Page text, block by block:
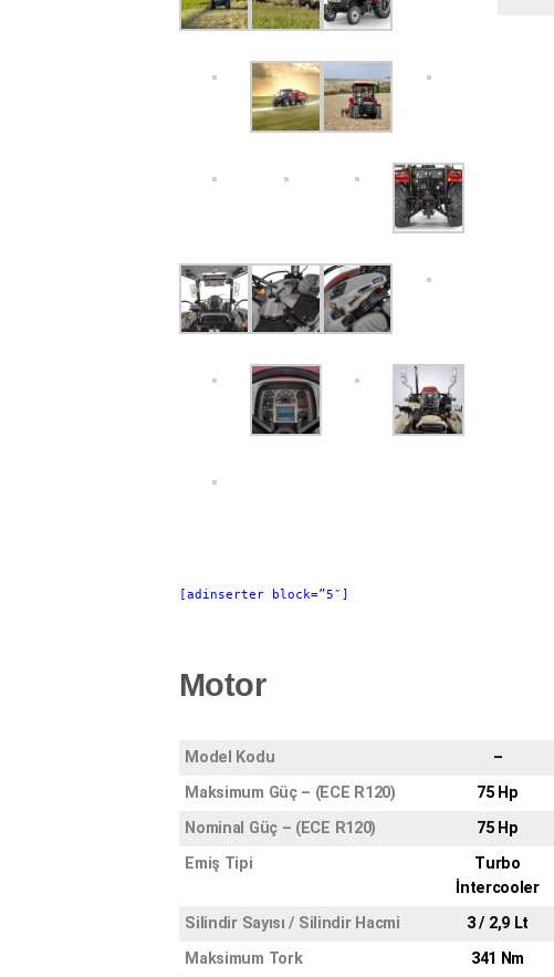
[adinserter block=”5″]
Motor
Model Kodu
–
Maksimum Güç – (ECE R120)
75 Hp
Nominal Güç – (ECE R120)
75 Hp
Emiş Tipi
Turbo
İntercooler
Silindir Sayısı / Silindir Hacmi
3 / 2,9 Lt
Maksimum Tork
341 Nm